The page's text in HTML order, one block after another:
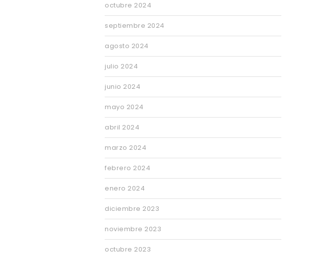
octubre 2024
septiembre 2024
agosto 2024
julio 2024
junio 2024
mayo 2024
abril 2024
marzo 2024
febrero 2024
enero 2024
diciembre 2023
noviembre 2023
octubre 2023